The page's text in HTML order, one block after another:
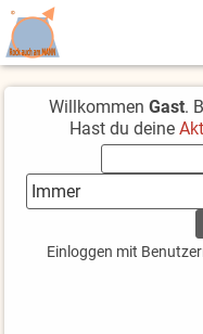
Willkommen Gast.
Hast du deine
Einloggen mit